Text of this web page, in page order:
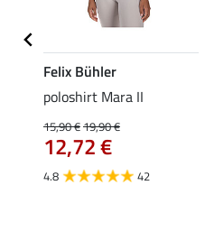
Felix Bühler
poloshirt Mara II
15,90 €19,90 €
12,72 €
4.8 42